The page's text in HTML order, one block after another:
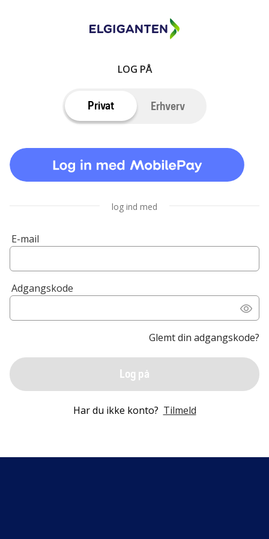
LOG PÅ
Privat Erhverv
log ind med
E-mail
Adgangskode
Glemt din adgangskode?
Log på
Har du ikke konto? Tilmeld